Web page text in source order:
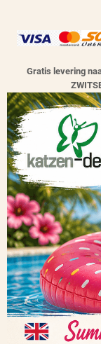
Gratis levering